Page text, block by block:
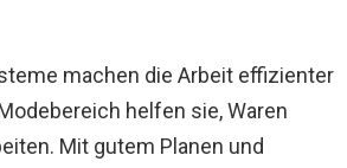
machen die Arbeit effizienter
helfen sie, Waren
Mit gutem Planen und